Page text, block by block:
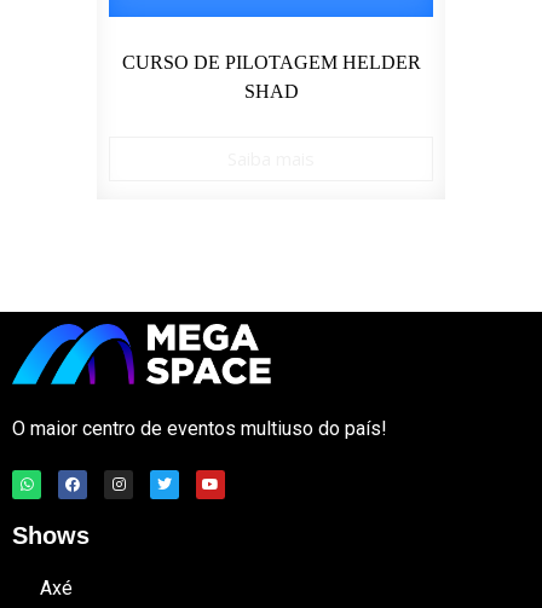
CURSO DE PILOTAGEM HELDER
SHAD
O maior centro de eventos multiuso do país!
Shows
Axé